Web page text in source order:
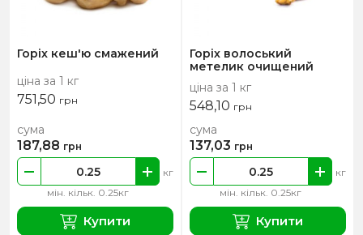
Горіх кеш'ю смажений
ціна за 1 кг
751,50 грн
мін. кільк. 0.25кг
кг
сума
187,88 грн
Купити
Горіх волоський
метелик очищений
ціна за 1 кг
548,10 грн
мін. кільк. 0.25кг
кг
сума
137,03 грн
Купити